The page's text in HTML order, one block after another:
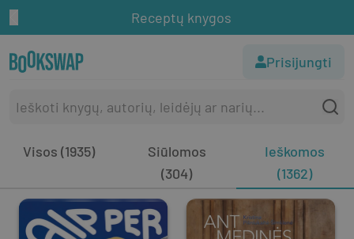
Receptų knygos
Prisijungti
Visos (1935)
Siūlomos
(304)
Ieškomos
(1362)